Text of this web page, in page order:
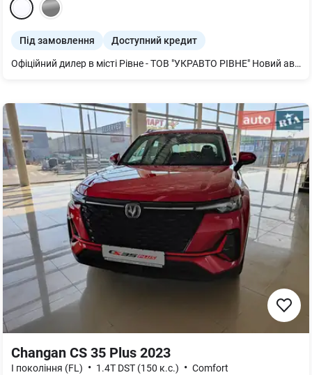
Під замовлення Доступний кредит
Офіційний дилер в місті Рівне - ТОВ "УКРАВТО РІВНЕ" Новий автомобіль 2026 року. Комплектація Luxury Автомобіль під замовлення!!! Гарантія 5 років або 150 000 тис. Готівковий та безготівковий розрахунок. На місці можливе оформлення кредиту.
Changan CS 35 Plus 2023
I покоління (FL) • 1.4T DST (150 к.с.) • Comfort